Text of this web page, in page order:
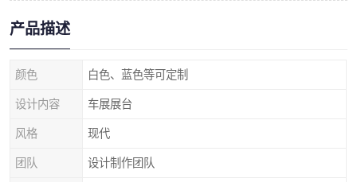
产品描述
颜色 白色、蓝色等可定制
设计内容 车展展台
风格 现代
团队 设计制作团队